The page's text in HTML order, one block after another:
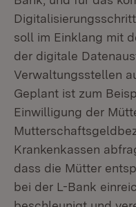
soll im Einklang mit
der digitale
Verwaltungsstellen
Geplant ist zum
Einwilligung der
Krankenkassen
dass die Mütter
bei der L-Bank